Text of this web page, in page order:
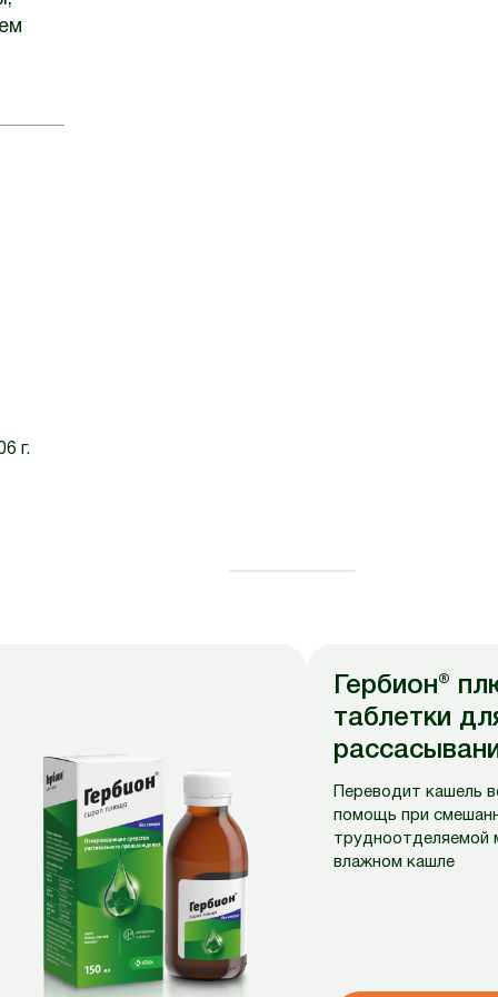
г.
Гербион®
таблетки
Переводит кашель
помощь при
трудноотделяемой
влажном кашле